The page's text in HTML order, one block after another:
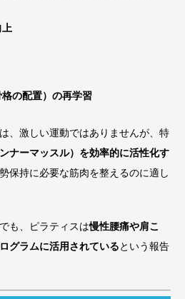
の配置）の再学習
、激しい運動ではありませんが、特
ナーマッスル）を効率的に活性化す
保持に必要な筋肉を整えるのに適し
も、ピラティスは慢性腰痛や肩こ
グラムに活用されているという報告